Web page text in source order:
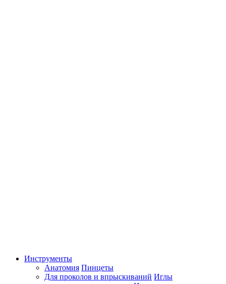
Инструменты
Анатомия Пинцеты
Для проколов и впрыскиваний Иглы